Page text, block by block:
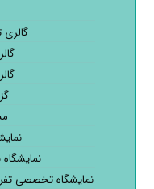
نمایشگاه تخصصی